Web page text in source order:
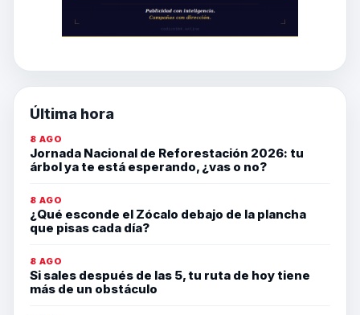
Última hora
8 AGO
Jornada Nacional de Reforestación 2026: tu
árbol ya te está esperando, ¿vas o no?
8 AGO
¿Qué esconde el Zócalo debajo de la plancha
que pisas cada día?
8 AGO
Si sales después de las 5, tu ruta de hoy tiene
más de un obstáculo